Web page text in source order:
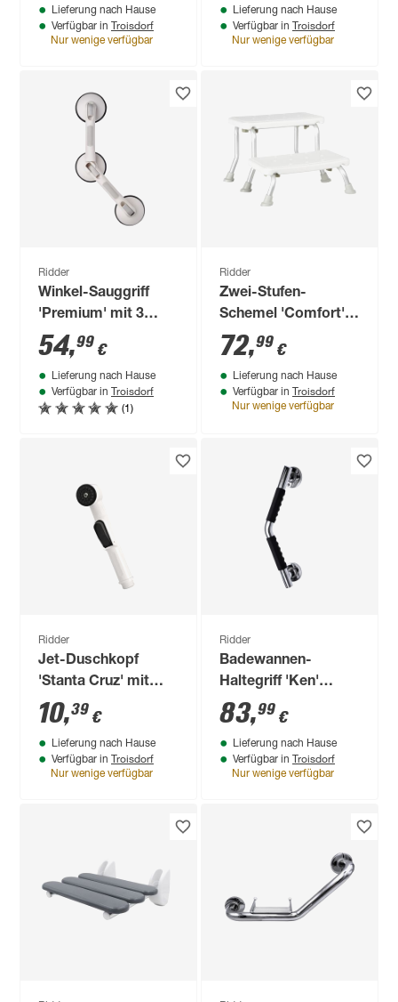
Lieferung nach Hause
Verfügbar in Troisdorf
Nur wenige verfügbar
Lieferung nach Hause
Verfügbar in Troisdorf
Nur wenige verfügbar
Ridder
Winkel-Sauggriff
'Premium' mit 3
Saugern weiß 60 cm
54,99 €
Lieferung nach Hause
Verfügbar in Troisdorf
(1)
Ridder
Zwei-Stufen-
Schemel 'Comfort'
weiß, bis 150 kg
72,99 €
Lieferung nach Hause
Verfügbar in Troisdorf
Nur wenige verfügbar
Ridder
Jet-Duschkopf
'Stanta Cruz' mit
Schalter weiß Ø 32
mm
10,39 €
Lieferung nach Hause
Verfügbar in Troisdorf
Nur wenige verfügbar
Ridder
Badewannen-
Haltegriff 'Ken'
chromfarben
schwarz 48 cm bis
110 kg
83,99 €
Lieferung nach Hause
Verfügbar in Troisdorf
Nur wenige verfügbar